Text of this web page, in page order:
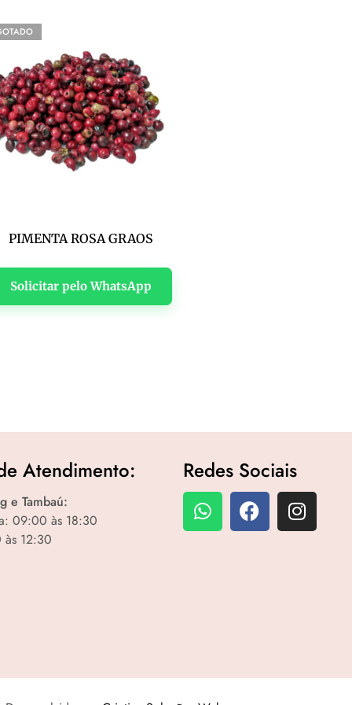
PIMENTA ROSA GRAOS
Solicitar pelo WhatsApp
Atendimento:
e Tambaú:
09:00 às 18:30
12:30
Redes Sociais